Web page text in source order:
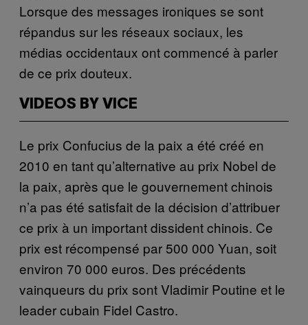
Lorsque des messages ironiques se sont
répandus sur les réseaux sociaux, les
médias occidentaux ont commencé à parler
de ce prix douteux.
VIDEOS BY VICE
Le prix Confucius de la paix a été créé en
2010 en tant qu’alternative au prix Nobel de
la paix, après que le gouvernement chinois
n’a pas été satisfait de la décision d’attribuer
ce prix à un important dissident chinois. Ce
prix est récompensé par 500 000 Yuan, soit
environ 70 000 euros. Des précédents
vainqueurs du prix sont Vladimir Poutine et le
leader cubain Fidel Castro.